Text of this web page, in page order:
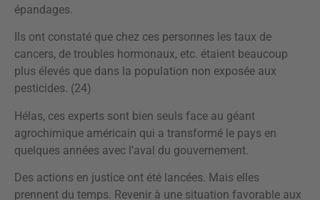
épandages.
Ils ont constaté que chez ces personnes les taux de
cancers, de troubles hormonaux, etc. étaient beaucoup
plus élevés que dans la population non exposée aux
pesticides. (24)
Hélas, ces experts sont bien seuls face au géant
agrochimique américain qui a transformé le pays en
quelques années avec l’aval du gouvernement.
Des actions en justice ont été lancées. Mais elles
prennent du temps. Revenir à une situation favorable aux